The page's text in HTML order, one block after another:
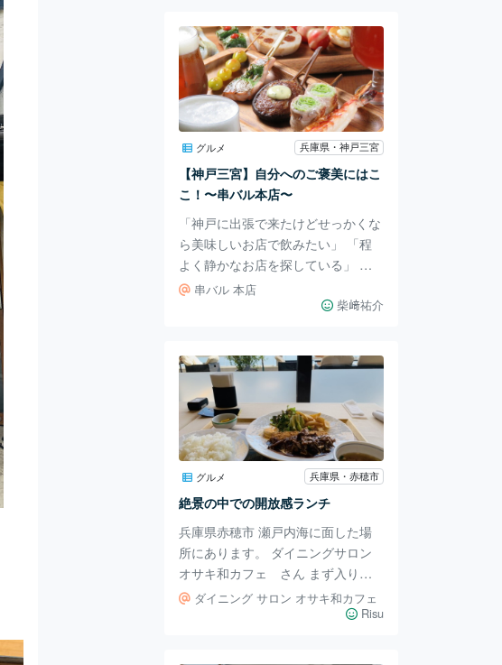
ーストビーフのプレートランチは
パンとドリンク付きで 2,000円で
す。 NY発祥のお店で、 ＮＹスタイ
ルでした。 サラダがたっぷりでヘ
ルシー。 お子様ランチは900円でド
リンク付きです。 モザイクのオシ
ャレなお店で、ランチ•カフェな
ら、 ADASTRA Bak
グルメ 兵庫県・神戸三宮
【神戸三宮】自分へのご褒美にはこ
こ！〜串バル本店〜
「神戸に出張で来たけどせっかくな
ら美味しいお店で飲みたい」 「程
よく静かなお店を探している」 な
ど、考えている方に必見のお店を紹
介します！ 今回紹介するのは、筆
期的に通っているお店を紹介しま
す。 串バルは、その日のおすすめ
を鉄板で焼き、提供してくれるお店
です。 おすすめ8種、もしくは「ス
トップで」と声をかけるまで永遠と
出してくれるパターンと、メニュー
から選ぶ注文方法があります。 少
食な方はメニューから頼むか、あえ
てストップの注文方法
串バル 本店
柴﨑祐介
グルメ 兵庫県・赤穂市
絶景の中での開放感ランチ
兵庫県赤穂市 瀬戸内海に面した場
所にあります。 ダイニングサロン
オサキ和カフェ さん まず入り口
のホテル並みのリッチな重厚感が
特別な気持ちになってワクワクなん
ダイニング サロン オサキ和カフェ
Risu